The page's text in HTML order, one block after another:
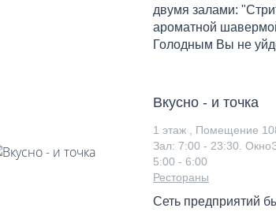
двумя залами:
ароматной
Голодным Вы не
Вкусно - и точка
1 этаж , Помещение
Зал: 7:00 - 23:30.
5:00 - 6:00
Рестораны
Сеть предприятий